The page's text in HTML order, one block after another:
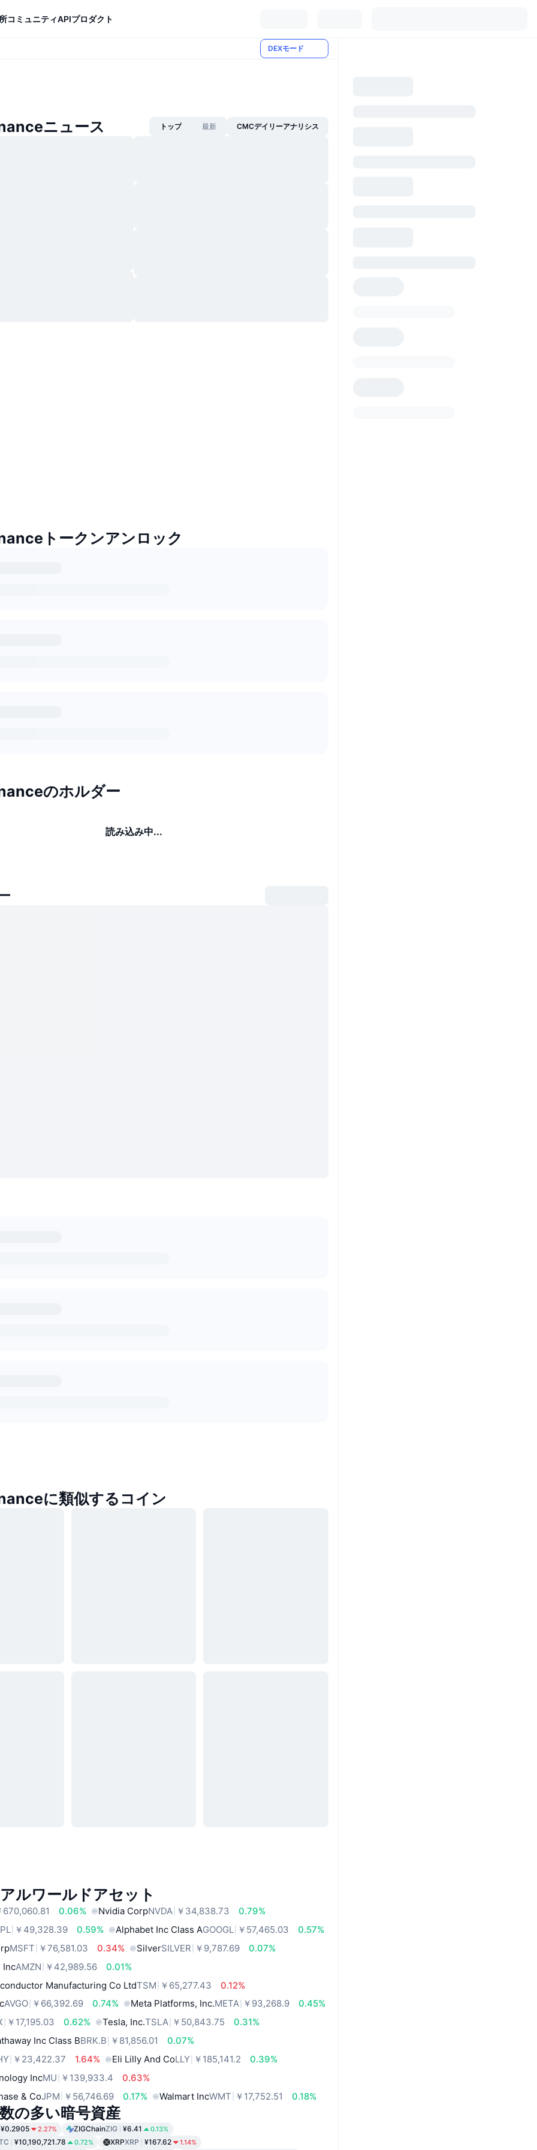
コミュニティAPIプロダクト
DEXモード
ニュース トップ 最新 CMCデイリーアナリシス
トークンアンロック
のホルダー
読み込み中...
に類似するコイン
ルワールドアセット
670,060.81 0.06% Nvidia CorpNVDA ￥34,838.73
0.79%
￥49,328.39 0.59% Alphabet Inc Class AGOOGL ￥57,465.03
0.57%
MSFT ￥76,581.03 0.34% SilverSILVER ￥9,787.69
0.07%
IncAMZN ￥42,989.56
0.01%
Manufacturing Co LtdTSM ￥65,277.43
0.12%
AVGO ￥66,392.69 0.74% Meta Platforms, Inc.META ￥93,268.9
0.45%
￥17,195.03 0.62% Tesla, Inc.TSLA ￥50,843.75
0.31%
Inc Class BBRK.B ￥81,856.01
0.07%
￥23,422.37 1.64% Eli Lilly And CoLLY ￥185,141.2
0.39%
IncMU ￥139,933.4
0.63%
& CoJPM ￥56,746.69 0.17% Walmart IncWMT ￥17,752.51 0.18%
の多い暗号資産
¥0.2905 2.27% ZIGChainZIG ¥6.41 0.13%
¥10,190,721.78 0.72% XRPXRP ¥167.62 1.14%